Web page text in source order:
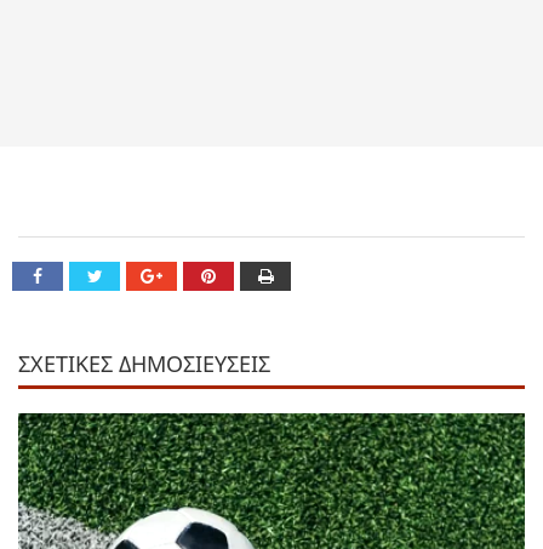
ΣΧΕΤΙΚΕΣ ΔΗΜΟΣΙΕΥΣΕΙΣ